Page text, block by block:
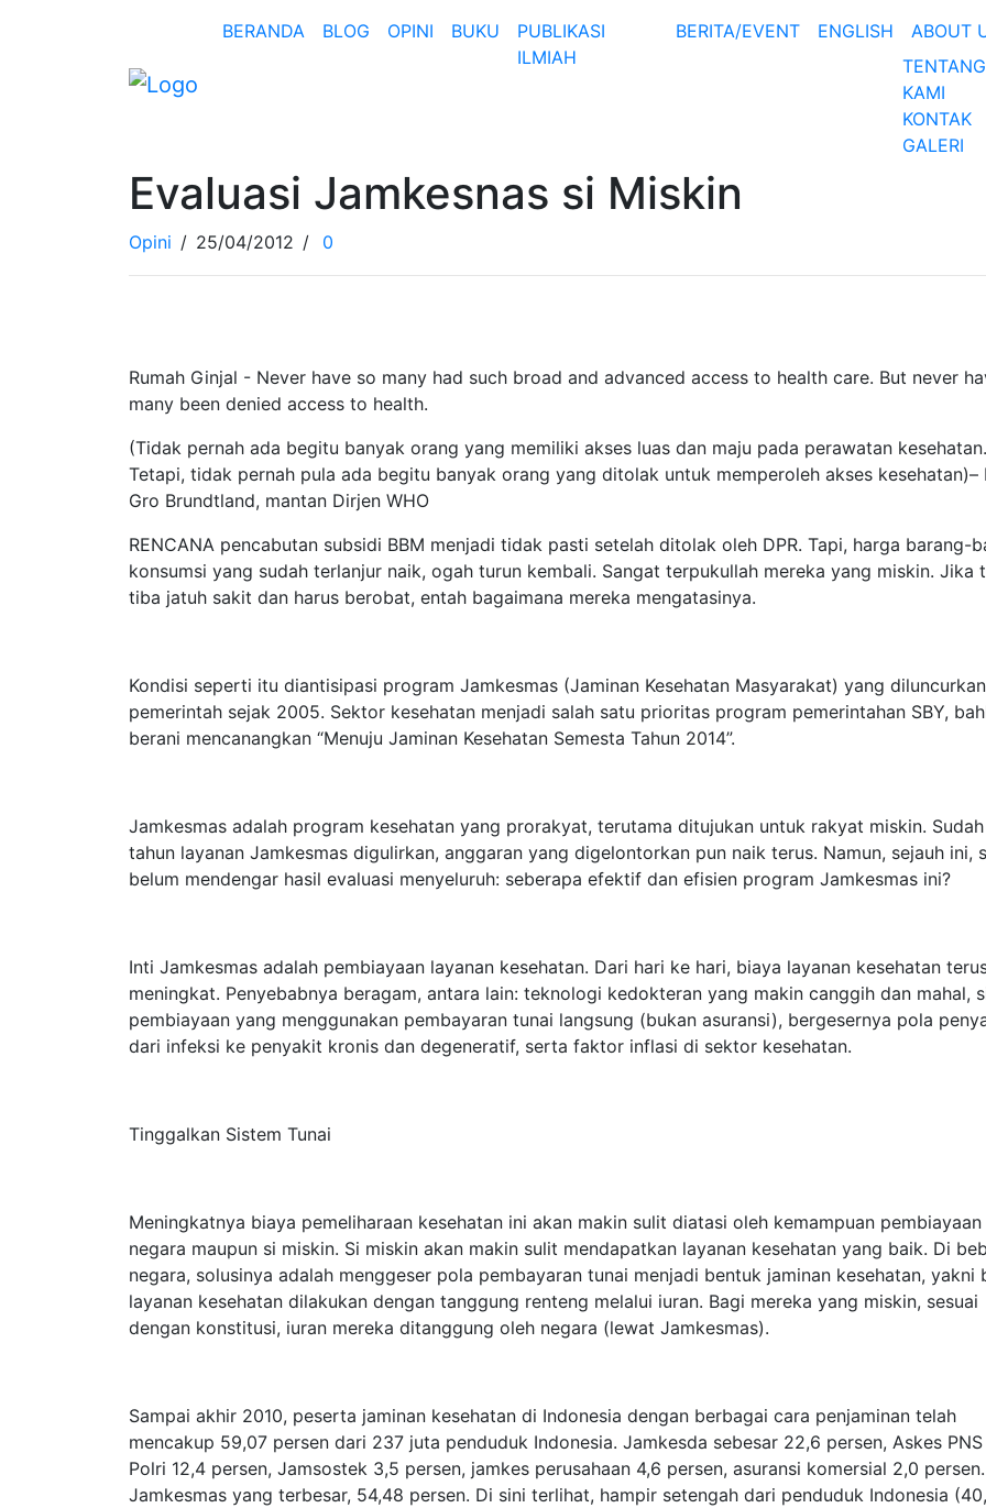
BERANDA BLOG OPINI BUKU
PUBLIKASI
ILMIAH
BERITA/EVENT ENGLISH
ABOUT
TENTANG
KAMI
KONTAK
GALERI
Evaluasi Jamkesnas si Miskin
Opini / 25/04/2012 / 0
Rumah Ginjal - Never have so many had such broad and advanced access to health care. But never
many been denied access to health.
(Tidak pernah ada begitu banyak orang yang memiliki akses luas dan maju pada perawatan kesehatan.
Tetapi, tidak pernah pula ada begitu banyak orang yang ditolak untuk memperoleh akses kesehatan)–
Gro Brundtland, mantan Dirjen WHO
RENCANA pencabutan subsidi BBM menjadi tidak pasti setelah ditolak oleh DPR. Tapi, harga barang-
konsumsi yang sudah terlanjur naik, ogah turun kembali. Sangat terpukullah mereka yang miskin. Jika
tiba jatuh sakit dan harus berobat, entah bagaimana mereka mengatasinya.
Kondisi seperti itu diantisipasi program Jamkesmas (Jaminan Kesehatan Masyarakat) yang diluncurkan
pemerintah sejak 2005. Sektor kesehatan menjadi salah satu prioritas program pemerintahan SBY,
berani mencanangkan “Menuju Jaminan Kesehatan Semesta Tahun 2014”.
Jamkesmas adalah program kesehatan yang prorakyat, terutama ditujukan untuk rakyat miskin.
tahun layanan Jamkesmas digulirkan, anggaran yang digelontorkan pun naik terus. Namun, sejauh ini,
belum mendengar hasil evaluasi menyeluruh: seberapa efektif dan efisien program Jamkesmas ini?
Inti Jamkesmas adalah pembiayaan layanan kesehatan. Dari hari ke hari, biaya layanan kesehatan
meningkat. Penyebabnya beragam, antara lain: teknologi kedokteran yang makin canggih dan mahal,
pembiayaan yang menggunakan pembayaran tunai langsung (bukan asuransi), bergesernya pola
dari infeksi ke penyakit kronis dan degeneratif, serta faktor inflasi di sektor kesehatan.
Tinggalkan Sistem Tunai
Meningkatnya biaya pemeliharaan kesehatan ini akan makin sulit diatasi oleh kemampuan pembiayaan
negara maupun si miskin. Si miskin akan makin sulit mendapatkan layanan kesehatan yang baik. Di
negara, solusinya adalah menggeser pola pembayaran tunai menjadi bentuk jaminan kesehatan, yakni
layanan kesehatan dilakukan dengan tanggung renteng melalui iuran. Bagi mereka yang miskin, sesuai
dengan konstitusi, iuran mereka ditanggung oleh negara (lewat Jamkesmas).
Sampai akhir 2010, peserta jaminan kesehatan di Indonesia dengan berbagai cara penjaminan telah
mencakup 59,07 persen dari 237 juta penduduk Indonesia. Jamkesda sebesar 22,6 persen, Askes PNS
Polri 12,4 persen, Jamsostek 3,5 persen, jamkes perusahaan 4,6 persen, asuransi komersial 2,0 persen.
Jamkesmas yang terbesar, 54,48 persen. Di sini terlihat, hampir setengah dari penduduk Indonesia